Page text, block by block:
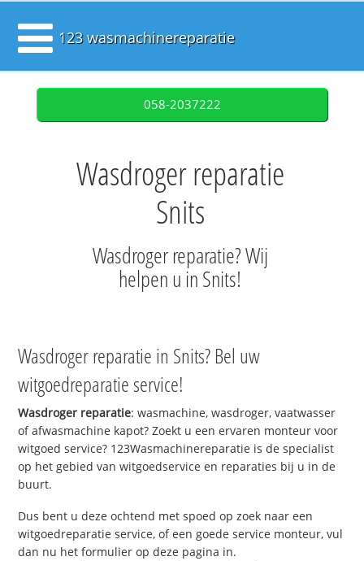
123 wasmachinereparatie
058-2037222
Wasdroger reparatie
Snits
Wasdroger reparatie? Wij
helpen u in Snits!
Wasdroger reparatie in Snits? Bel uw
witgoedreparatie service!
Wasdroger reparatie: wasmachine, wasdroger, vaatwasser
of afwasmachine kapot? Zoekt u een ervaren monteur voor
witgoed service? 123Wasmachinereparatie is de specialist
op het gebied van witgoedservice en reparaties bij u in de
buurt.
Dus bent u deze ochtend met spoed op zoek naar een
witgoedreparatie service, of een goede service monteur, vul
dan nu het formulier op deze pagina in.